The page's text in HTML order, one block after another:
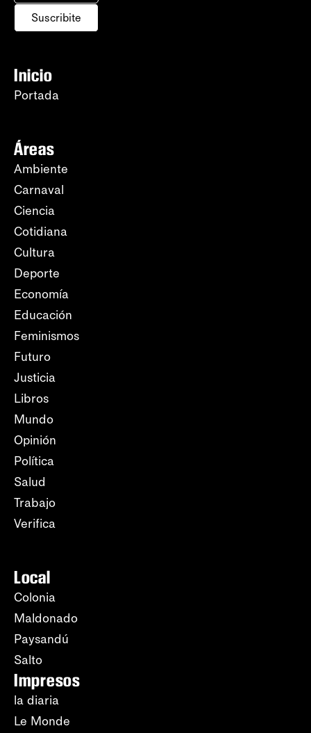
Suscribite
Inicio
Portada
Áreas
Ambiente
Carnaval
Ciencia
Cotidiana
Cultura
Deporte
Economía
Educación
Feminismos
Futuro
Justicia
Libros
Mundo
Opinión
Política
Salud
Trabajo
Verifica
Local
Colonia
Maldonado
Paysandú
Salto
Impresos
la diaria
Le Monde